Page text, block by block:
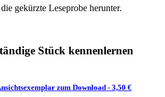
gekürzte Leseprobe herunter.
Stück kennenlernen
zum Download- 3,50 €